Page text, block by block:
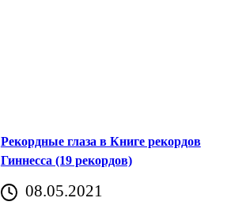
Рекордные глаза в Книге рекордов
Гиннесса (19 рекордов)
08.05.2021